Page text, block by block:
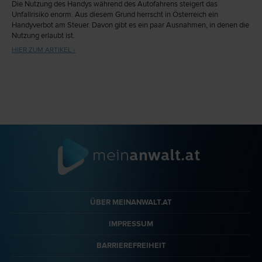
Die Nutzung des Handys während des Autofahrens steigert das
Unfallrisiko enorm. Aus diesem Grund herrscht in Österreich ein
Handyverbot am Steuer. Davon gibt es ein paar Ausnahmen, in denen die
Nutzung erlaubt ist.
HIER ZUM ARTIKEL ›
ÜBER MEINANWALT.AT
IMPRESSUM
BARRIEREFREIHEIT